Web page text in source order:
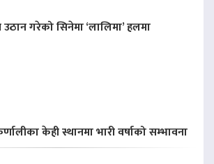
गरेको सिनेमा ‘लालिमा’ हलमा
केही स्थानमा भारी वर्षाको सम्भावना